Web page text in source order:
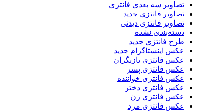
تصاویر سه بعدی فانتزی
تصاویر فانتزی جدید
تصاویر فانتزی دیدنی
دسته‌بندی نشده
طرح فانتزی جدید
عکس اینستاگرام جدید
عکس فانتزی بازیگران
عکس فانتزی پسر
عکس فانتزی خواننده
عکس فانتزی دختر
عکس فانتزی زن
عکس فانتزی مرد